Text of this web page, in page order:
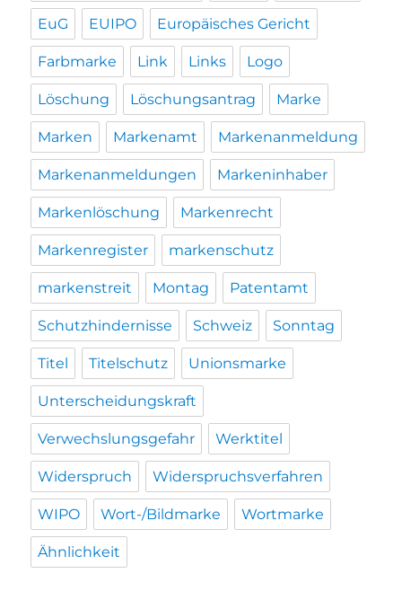
EuG EUIPO Europäisches Gericht
Farbmarke Link Links Logo
Löschung Löschungsantrag Marke
Marken Markenamt Markenanmeldung
Markenanmeldungen Markeninhaber
Markenlöschung Markenrecht
Markenregister markenschutz
markenstreit Montag Patentamt
Schutzhindernisse Schweiz Sonntag
Titel Titelschutz Unionsmarke
Unterscheidungskraft
Verwechslungsgefahr Werktitel
Widerspruch Widerspruchsverfahren
WIPO Wort-/Bildmarke Wortmarke
Ähnlichkeit